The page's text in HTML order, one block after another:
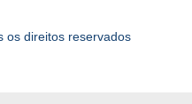
os direitos reservados